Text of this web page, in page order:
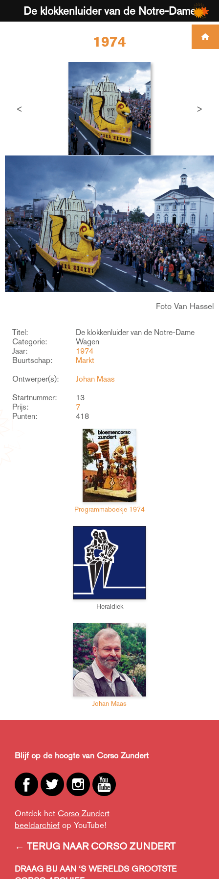
De klokkenluider van de Notre-Dame
1974
< >
Foto Van Hassel
Titel:
De klokkenluider van de Notre-Dame
Categorie:
Wagen
Jaar:
1974
Buurtschap:
Markt
Ontwerper(s):
Johan Maas
Startnummer:
13
Prijs:
7
Punten:
418
Programmaboekje 1974
Heraldiek
Johan Maas
Blijf op de hoogte van Corso Zundert
Ontdek het Corso Zundert
beeldarchief op YouTube!
← TERUG NAAR CORSO ZUNDERT
DRAAG BIJ AAN ‘S WERELDS GROOTSTE